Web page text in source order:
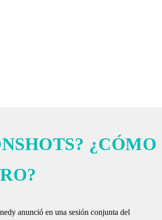
¿CÓMO
anunció en una sesión conjunta del